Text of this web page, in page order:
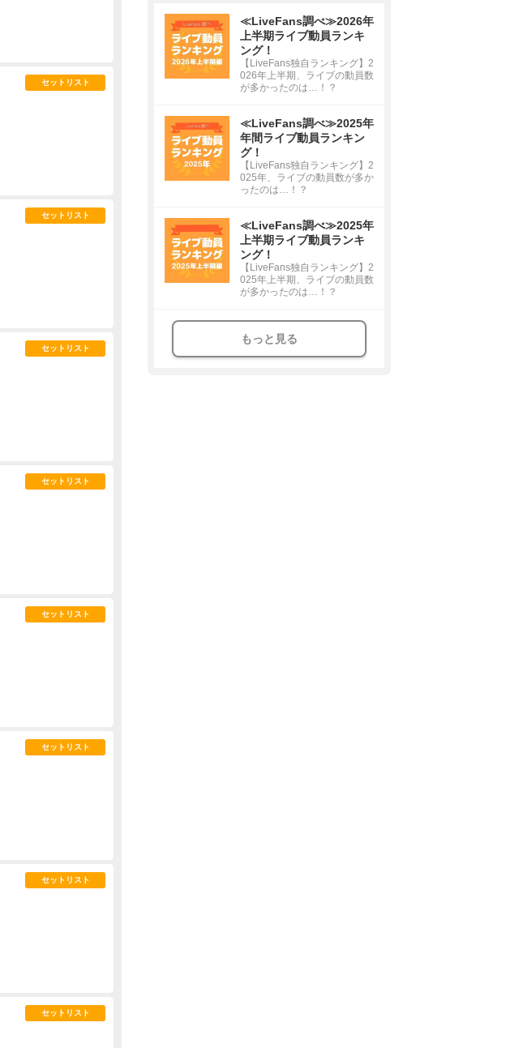
セットリスト
セットリスト
セットリスト
セットリスト
セットリスト
セットリスト
セットリスト
セットリスト
≪LiveFans調べ≫2026年
上半期ライブ動員ランキ
ング！
【LiveFans独自ランキング】2
026年上半期、ライブの動員数
が多かったのは…！？
≪LiveFans調べ≫2025年
年間ライブ動員ランキン
グ！
【LiveFans独自ランキング】2
025年、ライブの動員数が多か
ったのは…！？
≪LiveFans調べ≫2025年
上半期ライブ動員ランキ
ング！
【LiveFans独自ランキング】2
025年上半期、ライブの動員数
が多かったのは…！？
もっと見る